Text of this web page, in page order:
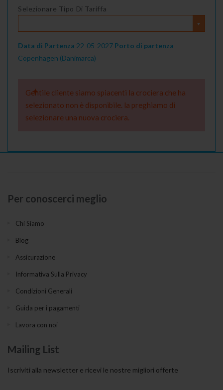
Selezionare Tipo Di Tariffa
Data di Partenza 22-05-2027 Porto di partenza
Copenhagen (Danimarca)
Gentile cliente siamo spiacenti la crociera che ha
selezionato non è disponibile. la preghiamo di
selezionare una nuova crociera.
Per conoscerci meglio
Chi Siamo
Blog
Assicurazione
Informativa Sulla Privacy
Condizioni Generali
Guida per i pagamenti
Lavora con noi
Mailing List
Iscriviti alla newsletter e ricevi le nostre migliori offerte